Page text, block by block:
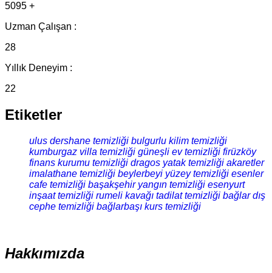
5095 +
Uzman Çalışan :
28
Yıllık Deneyim :
22
Etiketler
ulus dershane temizliği bulgurlu kilim temizliği
kumburgaz villa temizliği güneşli ev temizliği firüzköy
finans kurumu temizliği dragos yatak temizliği akaretler
imalathane temizliği beylerbeyi yüzey temizliği esenler
cafe temizliği başakşehir yangın temizliği esenyurt
inşaat temizliği rumeli kavağı tadilat temizliği bağlar dış
cephe temizliği bağlarbaşı kurs temizliği
Hakkımızda